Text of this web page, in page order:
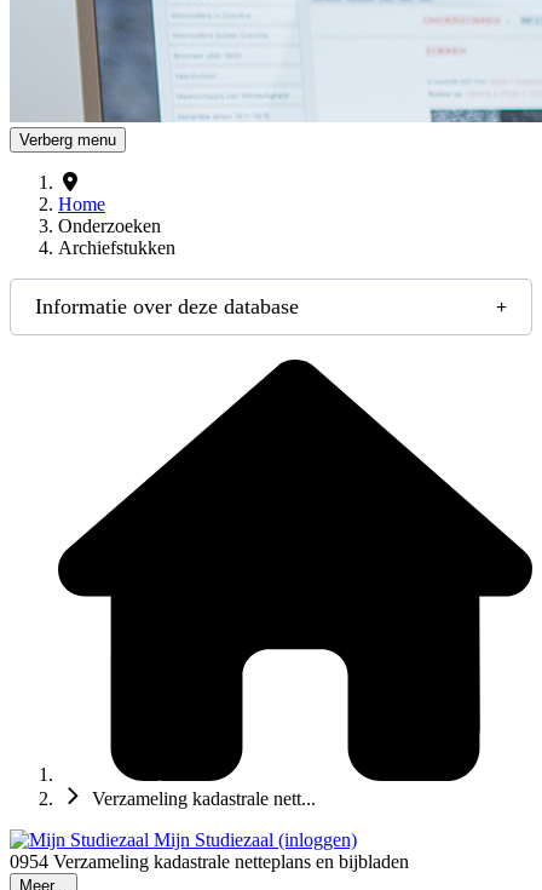
Verberg menu
Home
Onderzoeken
Archiefstukken
Informatie over deze database
Verzameling kadastrale nett...
Mijn Studiezaal (inloggen)
0954 Verzameling kadastrale netteplans en bijbladen
Meer...